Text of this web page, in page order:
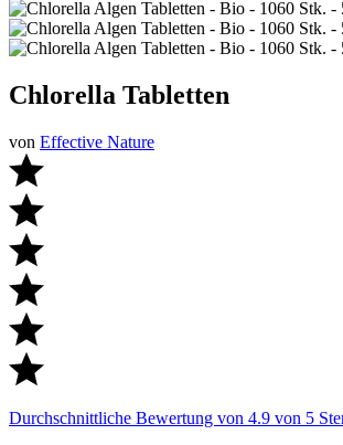
Chlorella Tabletten
von Effective Nature
Durchschnittliche Bewertung von 4.9 von 5